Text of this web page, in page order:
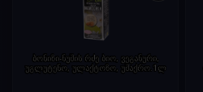
ბონიზი-ნუშის რძე ბიო, ვეგანური,
უგლუტენო, ულაქტოზო, უშაქრო.1ლ